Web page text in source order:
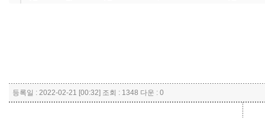
등록일 : 2022-02-21 [00:32] 조회 : 1348 다운 : 0